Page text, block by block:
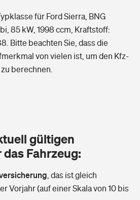
Versicherer finden
für Ford Sierra, BNG
85 kW, 1998 ccm, Kraftstoff:
Bitte beachten Sie, dass die
von vielen ist, um den Kfz-
berechnen.
gültigen
Fahrzeug:
das ist gleich
Vorjahr (auf einer Skala von 10 bis